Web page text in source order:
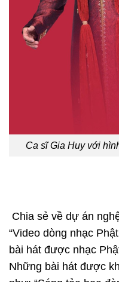
Ca sĩ Gia Huy với
Chia sẻ về dự án
“Video dòng nhạc
bài hát được nhạc
Những bài hát được